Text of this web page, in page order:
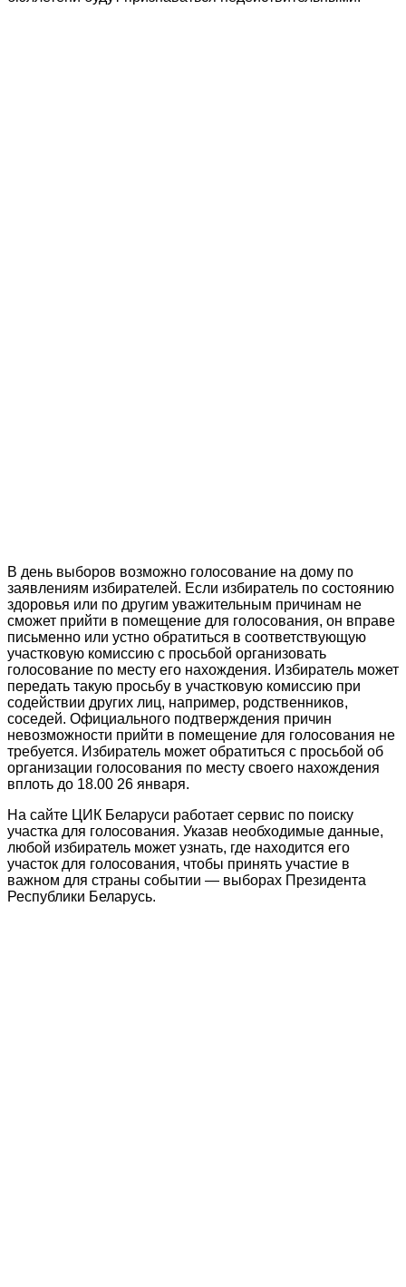
В день выборов возможно голосование на дому по
заявлениям избирателей. Если избиратель по состоянию
здоровья или по другим уважительным причинам не
сможет прийти в помещение для голосования, он вправе
письменно или устно обратиться в соответствующую
участковую комиссию с просьбой организовать
голосование по месту его нахождения. Избиратель может
передать такую просьбу в участковую комиссию при
содействии других лиц, например, родственников,
соседей. Официального подтверждения причин
невозможности прийти в помещение для голосования не
требуется. Избиратель может обратиться с просьбой об
организации голосования по месту своего нахождения
вплоть до 18.00 26 января.
На сайте ЦИК Беларуси работает сервис по поиску
участка для голосования. Указав необходимые данные,
любой избиратель может узнать, где находится его
участок для голосования, чтобы принять участие в
важном для страны событии — выборах Президента
Республики Беларусь.